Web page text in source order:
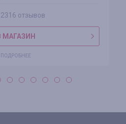
2316 отзывов
МАГАЗИН
ПОДРОБНЕЕ